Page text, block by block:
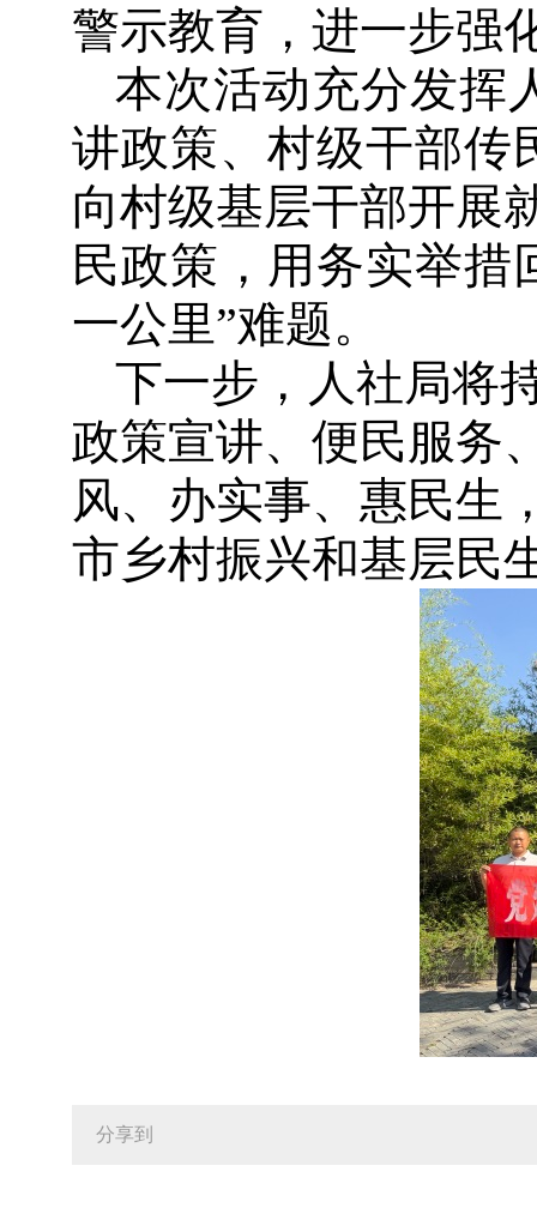
警示教育，进一步强
本次活动充分发挥
讲政策、村级干部传
向村级基层干部开展
民政策，用务实举措
一公里”难题。
下一步，人社局将
政策宣讲、便民服务
风、办实事、惠民生
市乡村振兴和基层民
分享到